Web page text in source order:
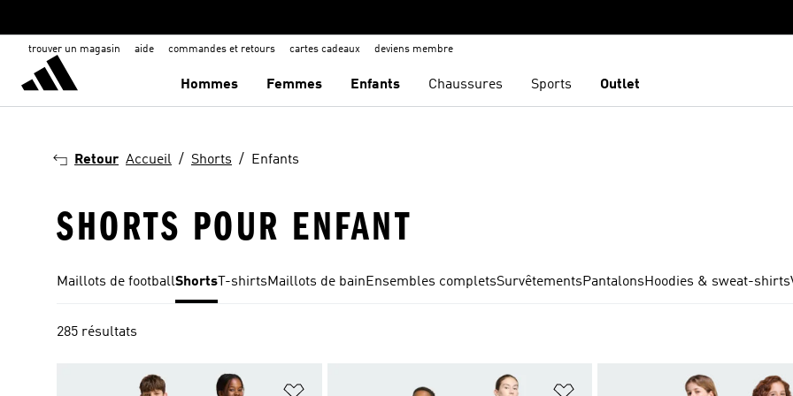
trouver un magasin aide commandes et retours cartes cadeaux deviens membre
Hommes Femmes Enfants Chaussures Sports Outlet
Retour Accueil Shorts Enfants
SHORTS POUR ENFANT
Maillots de footballShorts T-shirtsMaillots de bainEnsembles completsSurvêtementsPantalonsHoodies & sweat-shirts
285 résultats
Ajouter à la Liste de produits favoris Ajouter à la Liste de produits